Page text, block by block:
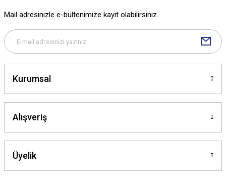
Bu ürüne benzer farklı alternatifler olmalı.
Mail adresinizle e-bültenimize kayıt olabilirsiniz.
Kurumsal
Alışveriş
Üyelik